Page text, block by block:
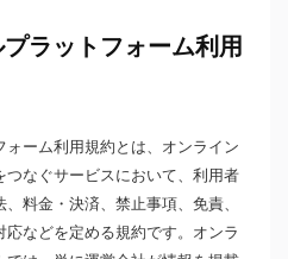
ラットフォーム利用
ーム利用規約とは、オンライン
なぐサービスにおいて、利用者
料金・決済、禁止事項、免責、
などを定める規約です。オンラ